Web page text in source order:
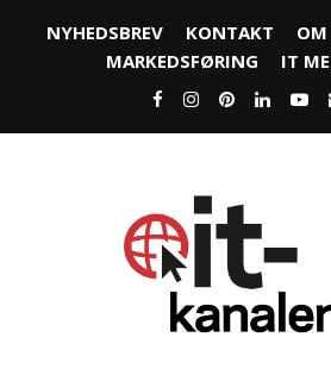
NYHEDSBREV KONTAKT
MARKEDSFØRING
IT